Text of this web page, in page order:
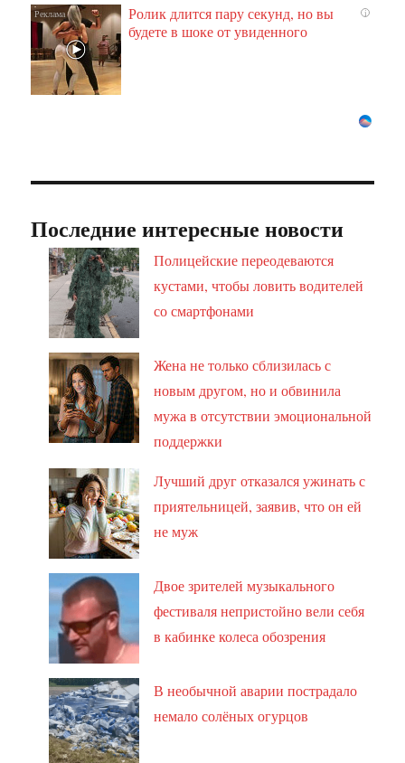
i
Ролик длится пару секунд, но вы
будете в шоке от увиденного
Последние интересные новости
Полицейские переодеваются
кустами, чтобы ловить водителей
со смартфонами
Жена не только сблизилась с
новым другом, но и обвинила
мужа в отсутствии эмоциональной
поддержки
Лучший друг отказался ужинать с
приятельницей, заявив, что он ей
не муж
Двое зрителей музыкального
фестиваля непристойно вели себя
в кабинке колеса обозрения
В необычной аварии пострадало
немало солёных огурцов